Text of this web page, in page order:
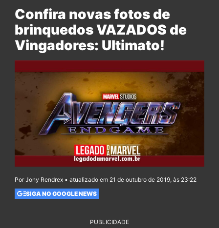
Confira novas fotos de
brinquedos VAZADOS de
Vingadores: Ultimato!
Por Jony Rendrex • atualizado em 21 de outubro de 2019, às 23:22
SIGA NO GOOGLE NEWS
PUBLICIDADE